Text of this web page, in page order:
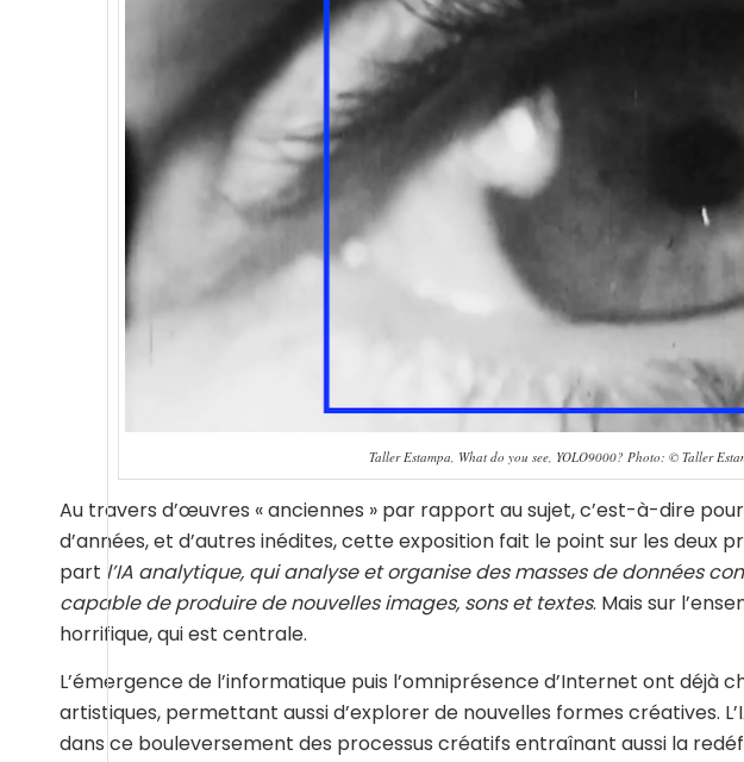
Taller Estampa, What do you see, YOLO9000? Photo: © Taller
Au travers d’œuvres « anciennes » par rapport au sujet, c’est-à-dire
d’années, et d’autres inédites, cette exposition fait le point sur les deux
part l’IA analytique, qui analyse et organise des masses de données
capable de produire de nouvelles images, sons et textes. Mais sur
horrifique, qui est centrale.
L’émergence de l’informatique puis l’omniprésence d’Internet ont déjà
artistiques, permettant aussi d’explorer de nouvelles formes créatives.
dans ce bouleversement des processus créatifs entraînant aussi la